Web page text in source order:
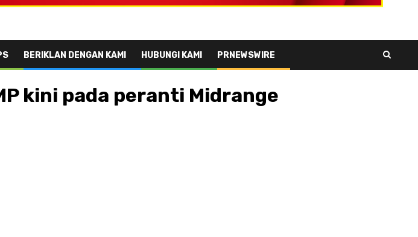
BERIKLAN DENGAN KAMI HUBUNGI KAMI PRNEWSWIRE
kini pada peranti Midrange